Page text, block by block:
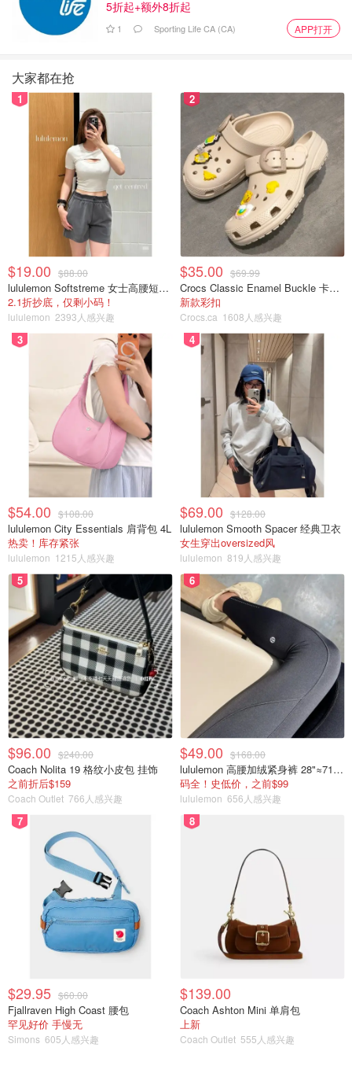
5折起+额外8折起
1 Sporting Life CA (CA) APP打开
大家都在抢
1
$19.00 $88.00
lululemon Softstreme 女士高腰短裤 10cm
2.1折抄底，仅剩小码！
lululemon 2393人感兴趣
2
$35.00 $69.99
Crocs Classic Enamel Buckle 卡骆驰布扣便鞋
新款彩扣
Crocs.ca 1608人感兴趣
3
$54.00 $108.00
lululemon City Essentials 肩背包 4L
热卖！库存紧张
lululemon 1215人感兴趣
4
$69.00 $128.00
lululemon Smooth Spacer 经典卫衣
女生穿出oversized风
lululemon 819人感兴趣
5
$96.00 $240.00
Coach Nolita 19 格纹小皮包 挂饰
之前折后$159
Coach Outlet 766人感兴趣
6
$49.00 $168.00
lululemon 高腰加绒紧身裤 28"≈71cm 5个口袋
码全！史低价，之前$99
lululemon 656人感兴趣
7
$29.95 $60.00
Fjallraven High Coast 腰包
罕见好价 手慢无
Simons 605人感兴趣
8
$139.00
Coach Ashton Mini 单肩包
上新
Coach Outlet 555人感兴趣